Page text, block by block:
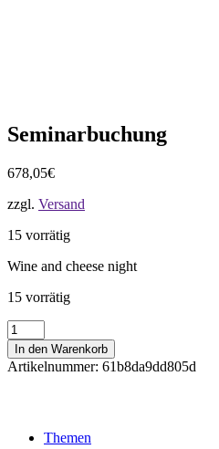
Seminarbuchung
678,05€
zzgl. Versand
15 vorrätig
Wine and cheese night
15 vorrätig
Seminarbuchung
Menge
In den Warenkorb
Artikelnummer: 61b8da9dd805d
Themen